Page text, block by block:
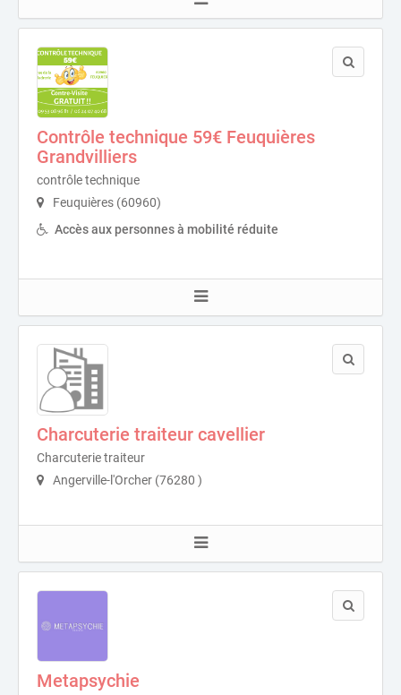
Contrôle technique 59€ Feuquières
Grandvilliers
contrôle technique
Feuquières (60960)
Accès aux personnes à mobilité réduite
Charcuterie traiteur cavellier
Charcuterie traiteur
Angerville-l'Orcher (76280 )
Metapsychie